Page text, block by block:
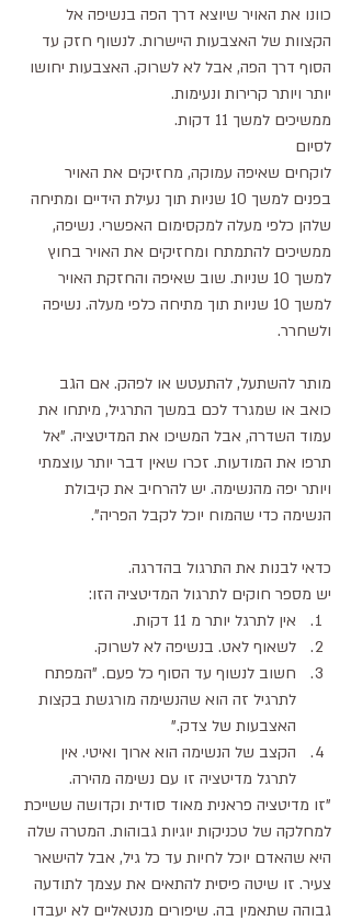
כוונו את האויר שיוצא דרך הפה בנשיפה אל
הקצוות של האצבעות היישרות. לנשוף חזק עד
הסוף דרך הפה, אבל לא לשרוק. האצבעות יחושו
יותר ויותר קרירות ונעימות.
ממשיכים למשך 11 דקות.
לסיום
לוקחים שאיפה עמוקה, מחזיקים את האויר
בפנים למשך 10 שניות תוך נעילת הידיים ומתיחה
שלהן כלפי מעלה למקסימום האפשרי. נשיפה,
ממשיכים להתמתח ומחזיקים את האויר בחוץ
למשך 10 שניות. שוב שאיפה והחזקת האויר
למשך 10 שניות תוך מתיחה כלפי מעלה. נשיפה
ולשחרר.
מותר להשתעל, להתעטש או לפהק. אם הגב
כואב או שמגרד לכם במשך התרגיל, מיתחו את
עמוד השדרה, אבל המשיכו את המדיטציה. "אל
תרפו את המודעות. זכרו שאין דבר יותר עוצמתי
ויותר יפה מהנשימה. יש להרחיב את קיבולת
הנשימה כדי שהמוח יוכל לקבל הפריה".
כדאי לבנות את התרגול בהדרגה.
יש מספר חוקים לתרגול המדיטציה הזו:
אין לתרגל יותר מ 11 דקות.
לשאוף לאט. בנשיפה לא לשרוק.
חשוב לנשוף עד הסוף כל פעם. "המפתח
לתרגיל זה הוא שהנשימה מורגשת בקצות
האצבעות של צדק."
הקצב של הנשימה הוא ארוך ואיטי. אין
לתרגל מדיטציה זו עם נשימה מהירה.
"זו מדיטציה פראנית מאוד סודית וקדושה ששייכת
למחלקה של טכניקות יוגיות גבוהות. המטרה שלה
היא שהאדם יוכל לחיות עד כל גיל, אבל להישאר
צעיר. זו שיטה פיסית להתאים את עצמך לתודעה
גבוהה שתאמין בה. שיפורים מנטאליים לא יעבדו